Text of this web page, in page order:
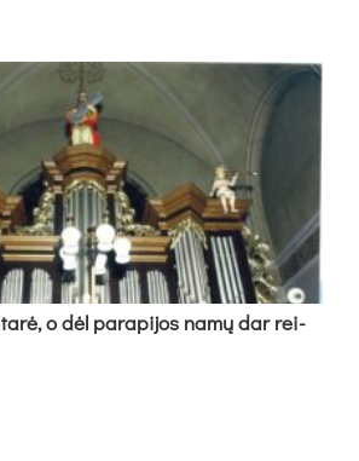
o dėl pa­ra­pi­jos na­mų dar rei­